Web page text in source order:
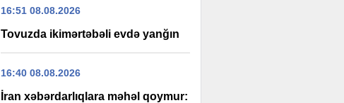
16:51 08.08.2026
Tovuzda ikimərtəbəli evdə yanğın
16:40 08.08.2026
İran xəbərdarlıqlara məhəl qoymur: